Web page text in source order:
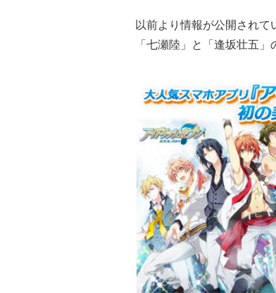
以前より情報が公開されて
「 七瀬陸 」と「 逢坂壮五 」